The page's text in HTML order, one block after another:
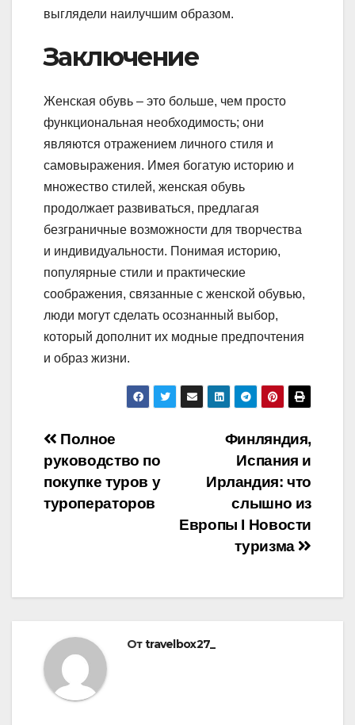
выглядели наилучшим образом.
Заключение
Женская обувь – это больше, чем просто
функциональная необходимость; они
являются отражением личного стиля и
самовыражения. Имея богатую историю и
множество стилей, женская обувь
продолжает развиваться, предлагая
безграничные возможности для творчества
и индивидуальности. Понимая историю,
популярные стили и практические
соображения, связанные с женской обувью,
люди могут сделать осознанный выбор,
который дополнит их модные предпочтения
и образ жизни.
Навигация
по
записям
Финляндия,
Испания и
Ирландия: что
слышно из
Европы Ӏ Новости
туризма
Полное
руководство по
покупке туров у
туроператоров
Отtravelbox27_